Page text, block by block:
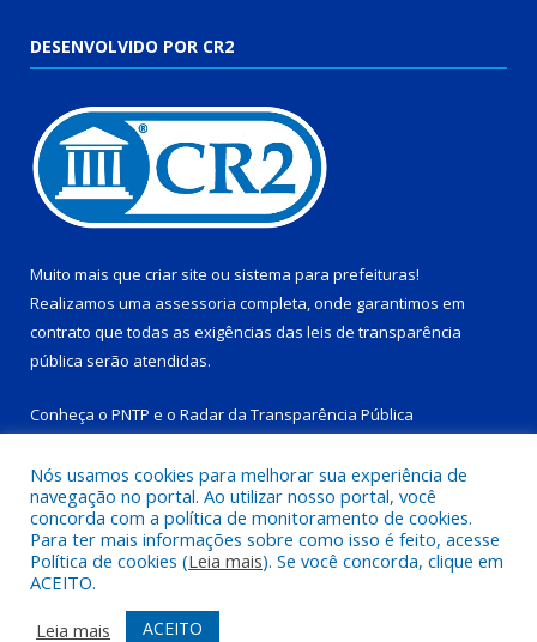
DESENVOLVIDO POR CR2
Muito mais que criar site ou sistema para prefeituras!
Realizamos uma assessoria completa, onde garantimos em
contrato que todas as exigências das leis de transparência
pública serão atendidas.
Conheça o PNTP e o Radar da Transparência Pública
Todos os direitos reservados a Prefeitura Municipal de Tucuruí-
PA.
Acessar Área Administrativa
Nós usamos cookies para melhorar sua experiência de
navegação no portal. Ao utilizar nosso portal, você
concorda com a política de monitoramento de cookies.
Para ter mais informações sobre como isso é feito, acesse
Política de cookies (Leia mais). Se você concorda, clique em
ACEITO.
Leia mais
ACEITO